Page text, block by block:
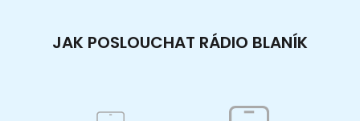
JAK POSLOUCHAT RÁDIO BLANÍK